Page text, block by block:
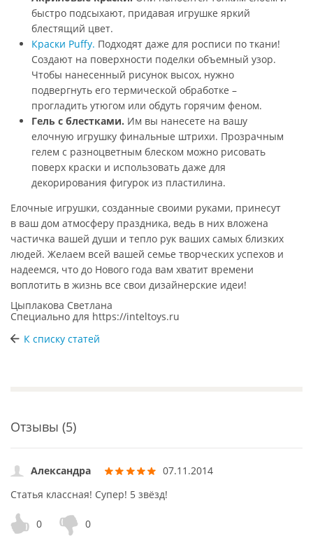
быстро подсыхают, придавая игрушке яркий
блестящий цвет.
Краски Puffy. Подходят даже для росписи по ткани!
Создают на поверхности поделки объемный узор.
Чтобы нанесенный рисунок высох, нужно
подвергнуть его термической обработке –
прогладить утюгом или обдуть горячим феном.
Гель с блестками. Им вы нанесете на вашу
елочную игрушку финальные штрихи. Прозрачным
гелем с разноцветным блеском можно рисовать
поверх краски и использовать даже для
декорирования фигурок из пластилина.
Елочные игрушки, созданные своими руками, принесут
в ваш дом атмосферу праздника, ведь в них вложена
частичка вашей души и тепло рук ваших самых близких
людей. Желаем всей вашей семье творческих успехов и
надеемся, что до Нового года вам хватит времени
воплотить в жизнь все свои дизайнерские идеи!
Цыплакова Светлана
Специально для https://inteltoys.ru
К списку статей
Отзывы (5)
Александра
07.11.2014
Статья классная! Супер! 5 звёзд!
0 0